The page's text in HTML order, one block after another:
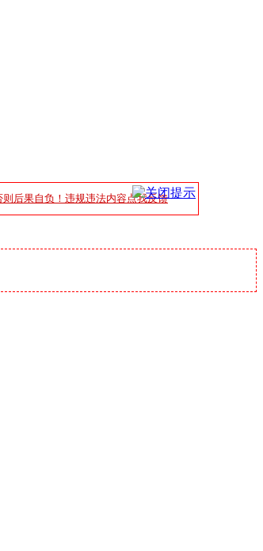
后果自负！违规违法内容点我反馈